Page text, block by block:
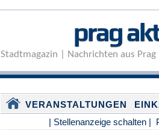
prag
Stadtmagazin | Nachrichten aus Prag
VERANSTALTUNGEN
| Stellenanzeige schalten |